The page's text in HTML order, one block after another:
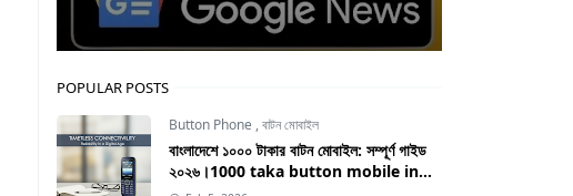
POPULAR POSTS
Button Phone ,বাটন মোবাইল
বাংলাদেশে ১০০০ টাকার বাটন মোবাইল: সম্পূর্ণ গাইড
২০২৬।1000 taka button mobile in